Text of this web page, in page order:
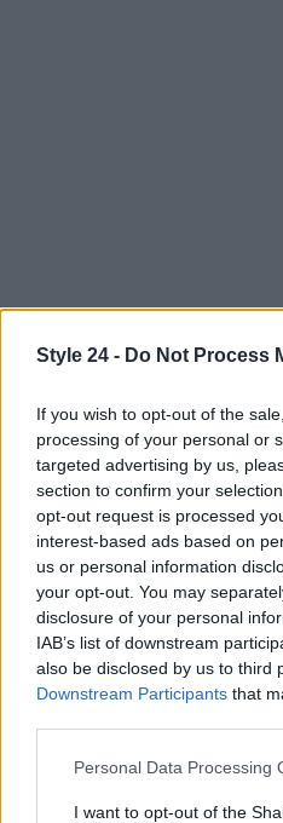
Style 24 - Do Not Process
If you wish to opt-out of the
processing of your personal or
targeted advertising by us,
section to confirm your
opt-out request is processed
interest-based ads based on
us or personal information
your opt-out. You may
disclosure of your personal
IAB’s list of downstream
also be disclosed by us to third
Downstream Participants that
Please note that this website/
not limited to your visit or
Personal Data Processing
I want to opt-out of the
AUTORE
Staff